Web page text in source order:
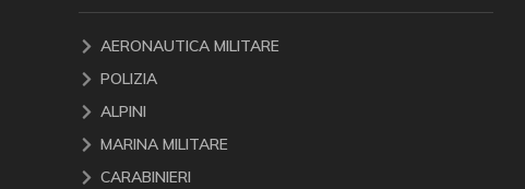
AERONAUTICA MILITARE
POLIZIA
ALPINI
MARINA MILITARE
CARABINIERI